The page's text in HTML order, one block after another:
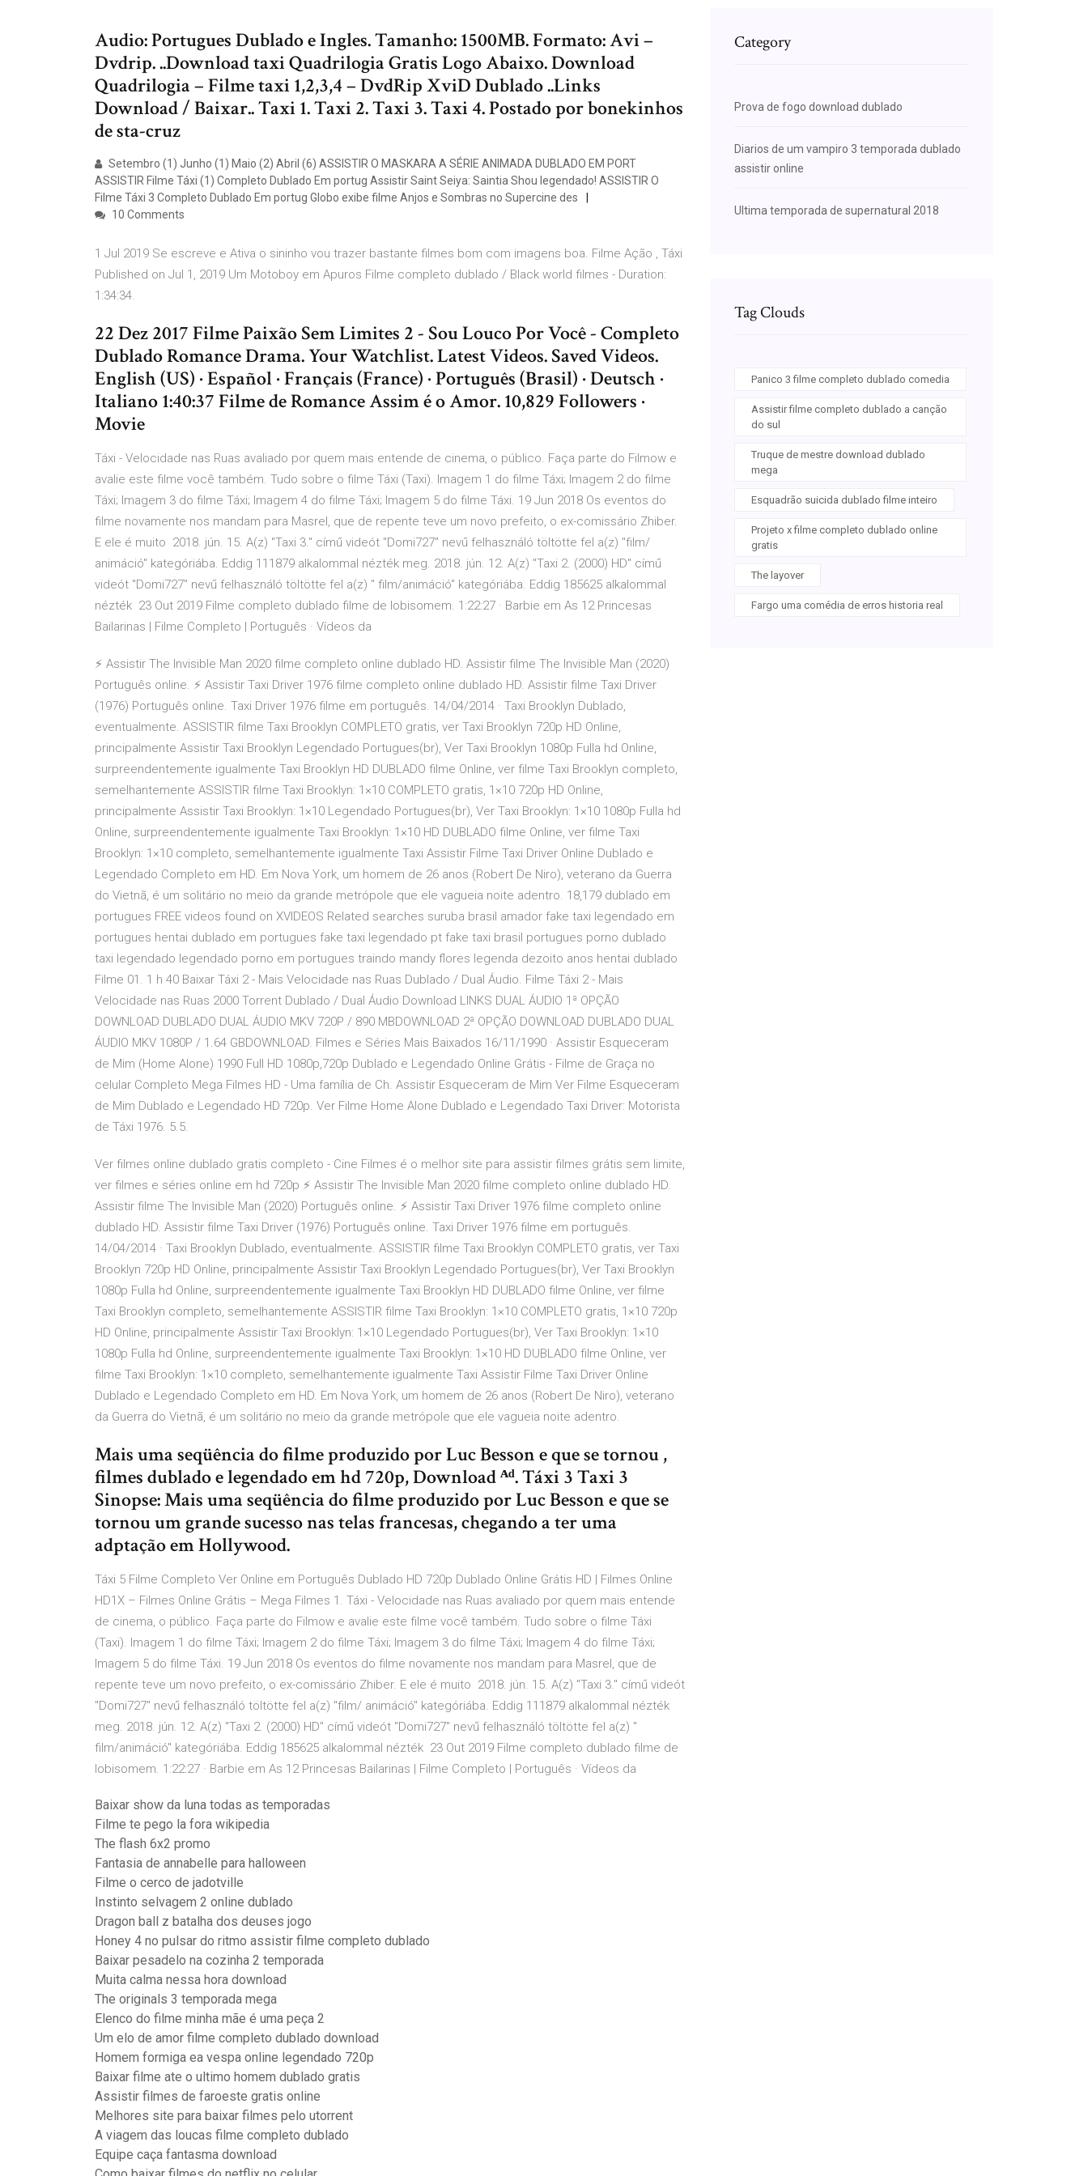
Audio: Portugues Dublado e Ingles. Tamanho: 1500MB. Formato: Avi –
Dvdrip. ..Download taxi Quadrilogia Gratis Logo Abaixo. Download
Quadrilogia – Filme taxi 1,2,3,4 – DvdRip XviD Dublado ..Links
Download / Baixar.. Taxi 1. Taxi 2. Taxi 3. Taxi 4. Postado por bonekinhos
de sta-cruz
Setembro (1) Junho (1) Maio (2) Abril (6) ASSISTIR O MASKARA A SÉRIE ANIMADA DUBLADO EM PORT
ASSISTIR Filme Táxi (1) Completo Dublado Em portug Assistir Saint Seiya: Saintia Shou legendado! ASSISTIR O
Filme Táxi 3 Completo Dublado Em portug Globo exibe filme Anjos e Sombras no Supercine des
10 Comments
1 Jul 2019 Se escreve e Ativa o sininho vou trazer bastante filmes bom com imagens boa. Filme Ação , Táxi
Published on Jul 1, 2019 Um Motoboy em Apuros Filme completo dublado / Black world filmes - Duration:
1:34:34.
22 Dez 2017 Filme Paixão Sem Limites 2 - Sou Louco Por Você - Completo
Dublado Romance Drama. Your Watchlist. Latest Videos. Saved Videos.
English (US) · Español · Français (France) · Português (Brasil) · Deutsch ·
Italiano 1:40:37 Filme de Romance Assim é o Amor. 10,829 Followers ·
Movie
Táxi - Velocidade nas Ruas avaliado por quem mais entende de cinema, o público. Faça parte do Filmow e
avalie este filme você também. Tudo sobre o filme Táxi (Taxi). Imagem 1 do filme Táxi; Imagem 2 do filme
Táxi; Imagem 3 do filme Táxi; Imagem 4 do filme Táxi; Imagem 5 do filme Táxi. 19 Jun 2018 Os eventos do
filme novamente nos mandam para Masrel, que de repente teve um novo prefeito, o ex-comissário Zhiber.
E ele é muito 2018. jún. 15. A(z) "Taxi 3." című videót "Domi727" nevű felhasználó töltötte fel a(z) "film/
animáció" kategóriába. Eddig 111879 alkalommal nézték meg. 2018. jún. 12. A(z) "Taxi 2. (2000) HD" című
videót "Domi727" nevű felhasználó töltötte fel a(z) " film/animáció" kategóriába. Eddig 185625 alkalommal
nézték 23 Out 2019 Filme completo dublado filme de lobisomem. 1:22:27 · Barbie em As 12 Princesas
Bailarinas | Filme Completo | Português · Vídeos da
⚡ Assistir The Invisible Man 2020 filme completo online dublado HD. Assistir filme The Invisible Man (2020)
Português online. ⚡ Assistir Taxi Driver 1976 filme completo online dublado HD. Assistir filme Taxi Driver
(1976) Português online. Taxi Driver 1976 filme em português. 14/04/2014 · Taxi Brooklyn Dublado,
eventualmente. ASSISTIR filme Taxi Brooklyn COMPLETO gratis, ver Taxi Brooklyn 720p HD Online,
principalmente Assistir Taxi Brooklyn Legendado Portugues(br), Ver Taxi Brooklyn 1080p Fulla hd Online,
surpreendentemente igualmente Taxi Brooklyn HD DUBLADO filme Online, ver filme Taxi Brooklyn completo,
semelhantemente ASSISTIR filme Taxi Brooklyn: 1×10 COMPLETO gratis, 1×10 720p HD Online,
principalmente Assistir Taxi Brooklyn: 1×10 Legendado Portugues(br), Ver Taxi Brooklyn: 1×10 1080p Fulla hd
Online, surpreendentemente igualmente Taxi Brooklyn: 1×10 HD DUBLADO filme Online, ver filme Taxi
Brooklyn: 1×10 completo, semelhantemente igualmente Taxi Assistir Filme Taxi Driver Online Dublado e
Legendado Completo em HD. Em Nova York, um homem de 26 anos (Robert De Niro), veterano da Guerra
do Vietnã, é um solitário no meio da grande metrópole que ele vagueia noite adentro. 18,179 dublado em
portugues FREE videos found on XVIDEOS Related searches suruba brasil amador fake taxi legendado em
portugues hentai dublado em portugues fake taxi legendado pt fake taxi brasil portugues porno dublado
taxi legendado legendado porno em portugues traindo mandy flores legenda dezoito anos hentai dublado
Filme 01. 1 h 40 Baixar Táxi 2 - Mais Velocidade nas Ruas Dublado / Dual Áudio. Filme Táxi 2 - Mais
Velocidade nas Ruas 2000 Torrent Dublado / Dual Áudio Download LINKS DUAL ÁUDIO 1ª OPÇÃO
DOWNLOAD DUBLADO DUAL ÁUDIO MKV 720P / 890 MBDOWNLOAD 2ª OPÇÃO DOWNLOAD DUBLADO DUAL
ÁUDIO MKV 1080P / 1.64 GBDOWNLOAD. Filmes e Séries Mais Baixados 16/11/1990 · Assistir Esqueceram
de Mim (Home Alone) 1990 Full HD 1080p,720p Dublado e Legendado Online Grátis - Filme de Graça no
celular Completo Mega Filmes HD - Uma família de Ch. Assistir Esqueceram de Mim Ver Filme Esqueceram
de Mim Dublado e Legendado HD 720p. Ver Filme Home Alone Dublado e Legendado Taxi Driver: Motorista
de Táxi 1976. 5.5.
Ver filmes online dublado gratis completo - Cine Filmes é o melhor site para assistir filmes grátis sem limite,
ver filmes e séries online em hd 720p ⚡ Assistir The Invisible Man 2020 filme completo online dublado HD.
Assistir filme The Invisible Man (2020) Português online. ⚡ Assistir Taxi Driver 1976 filme completo online
dublado HD. Assistir filme Taxi Driver (1976) Português online. Taxi Driver 1976 filme em português.
14/04/2014 · Taxi Brooklyn Dublado, eventualmente. ASSISTIR filme Taxi Brooklyn COMPLETO gratis, ver Taxi
Brooklyn 720p HD Online, principalmente Assistir Taxi Brooklyn Legendado Portugues(br), Ver Taxi Brooklyn
1080p Fulla hd Online, surpreendentemente igualmente Taxi Brooklyn HD DUBLADO filme Online, ver filme
Taxi Brooklyn completo, semelhantemente ASSISTIR filme Taxi Brooklyn: 1×10 COMPLETO gratis, 1×10 720p
HD Online, principalmente Assistir Taxi Brooklyn: 1×10 Legendado Portugues(br), Ver Taxi Brooklyn: 1×10
1080p Fulla hd Online, surpreendentemente igualmente Taxi Brooklyn: 1×10 HD DUBLADO filme Online, ver
filme Taxi Brooklyn: 1×10 completo, semelhantemente igualmente Taxi Assistir Filme Taxi Driver Online
Dublado e Legendado Completo em HD. Em Nova York, um homem de 26 anos (Robert De Niro), veterano
da Guerra do Vietnã, é um solitário no meio da grande metrópole que ele vagueia noite adentro.
Mais uma seqüência do filme produzido por Luc Besson e que se tornou ,
filmes dublado e legendado em hd 720p, Download ᴬᵈ. Táxi 3 Taxi 3
Sinopse: Mais uma seqüência do filme produzido por Luc Besson e que se
tornou um grande sucesso nas telas francesas, chegando a ter uma
adptação em Hollywood.
Táxi 5 Filme Completo Ver Online em Português Dublado HD 720p Dublado Online Grátis HD | Filmes Online
HD1X – Filmes Online Grátis – Mega Filmes 1. Táxi - Velocidade nas Ruas avaliado por quem mais entende
de cinema, o público. Faça parte do Filmow e avalie este filme você também. Tudo sobre o filme Táxi
(Taxi). Imagem 1 do filme Táxi; Imagem 2 do filme Táxi; Imagem 3 do filme Táxi; Imagem 4 do filme Táxi;
Imagem 5 do filme Táxi. 19 Jun 2018 Os eventos do filme novamente nos mandam para Masrel, que de
repente teve um novo prefeito, o ex-comissário Zhiber. E ele é muito 2018. jún. 15. A(z) "Taxi 3." című videót
"Domi727" nevű felhasználó töltötte fel a(z) "film/ animáció" kategóriába. Eddig 111879 alkalommal nézték
meg. 2018. jún. 12. A(z) "Taxi 2. (2000) HD" című videót "Domi727" nevű felhasználó töltötte fel a(z) "
film/animáció" kategóriába. Eddig 185625 alkalommal nézték 23 Out 2019 Filme completo dublado filme de
lobisomem. 1:22:27 · Barbie em As 12 Princesas Bailarinas | Filme Completo | Português · Vídeos da
Baixar show da luna todas as temporadas
Filme te pego la fora wikipedia
The flash 6x2 promo
Fantasia de annabelle para halloween
Filme o cerco de jadotville
Instinto selvagem 2 online dublado
Dragon ball z batalha dos deuses jogo
Honey 4 no pulsar do ritmo assistir filme completo dublado
Baixar pesadelo na cozinha 2 temporada
Muita calma nessa hora download
The originals 3 temporada mega
Elenco do filme minha mãe é uma peça 2
Um elo de amor filme completo dublado download
Homem formiga ea vespa online legendado 720p
Baixar filme ate o ultimo homem dublado gratis
Assistir filmes de faroeste gratis online
Melhores site para baixar filmes pelo utorrent
A viagem das loucas filme completo dublado
Equipe caça fantasma download
Category
Prova de fogo download dublado
Diarios de um vampiro 3 temporada dublado
assistir online
Ultima temporada de supernatural 2018
Tag Clouds
Panico 3 filme completo dublado comedia
Assistir filme completo dublado a canção
do sul
Truque de mestre download dublado
mega
Esquadrão suicida dublado filme inteiro
Projeto x filme completo dublado online
gratis
The layover
Fargo uma comédia de erros historia real